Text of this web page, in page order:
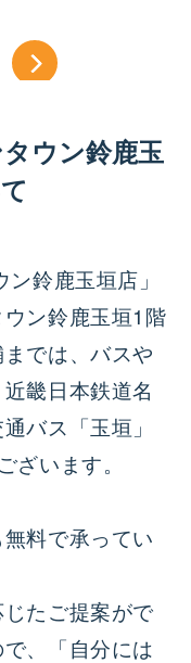
ウン鈴鹿玉
鈴鹿玉垣店」
ン鈴鹿玉垣1階
では、バスや
畿日本鉄道名
バス「玉垣」
います。
料で承ってい
たご提案がで
、「自分には